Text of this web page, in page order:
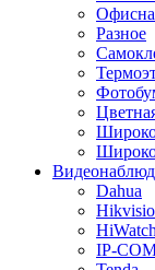
Разное
Dahua
HiWatch
IP-